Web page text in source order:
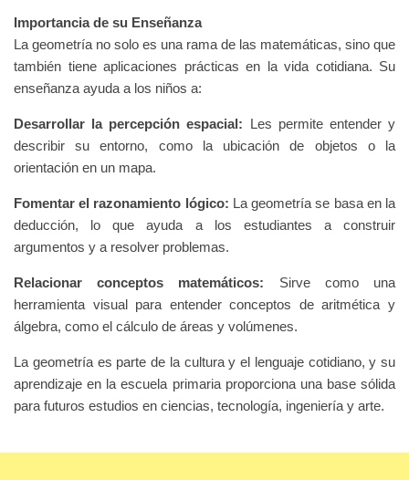
Importancia de su Enseñanza
La geometría no solo es una rama de las matemáticas, sino que
también tiene aplicaciones prácticas en la vida cotidiana. Su
enseñanza ayuda a los niños a:
Desarrollar la percepción espacial: Les permite entender y
describir su entorno, como la ubicación de objetos o la
orientación en un mapa.
Fomentar el razonamiento lógico: La geometría se basa en la
deducción, lo que ayuda a los estudiantes a construir
argumentos y a resolver problemas.
Relacionar conceptos matemáticos: Sirve como una
herramienta visual para entender conceptos de aritmética y
álgebra, como el cálculo de áreas y volúmenes.
La geometría es parte de la cultura y el lenguaje cotidiano, y su
aprendizaje en la escuela primaria proporciona una base sólida
para futuros estudios en ciencias, tecnología, ingeniería y arte.